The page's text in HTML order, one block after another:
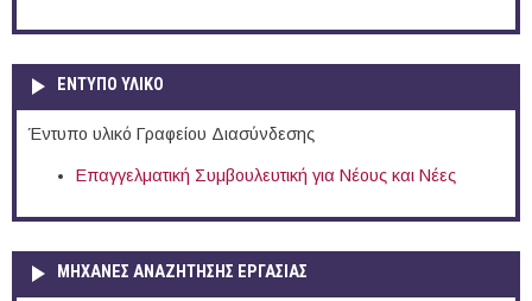
ΕΝΤΥΠΟ ΥΛΙΚΟ
Έντυπο υλικό Γραφείου Διασύνδεσης
Επαγγελματική Συμβουλευτική για Νέους και Νέες
ΜΗΧΑΝΕΣ ΑΝΑΖΗΤΗΣΗΣ ΕΡΓΑΣΙΑΣ